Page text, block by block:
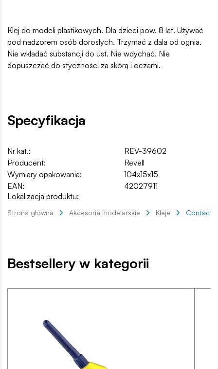
Klej do modeli plastikowych. Dla dzieci pow. 8 lat. Używać
pod nadzorem osób dorosłych. Trzymać z dala od ognia.
Nie wkładać substancji do ust. Nie wdychać. Nie
dopuszczać do styczności za skórą i oczami.
Specyfikacja
Nr kat.:
REV-39602
Producent:
Revell
Wymiary opakowania:
104x15x15
EAN:
42027911
Lokalizacja produktu:
Strona główna Akcesoria modelarskie Kleje
Bestsellery w kategorii